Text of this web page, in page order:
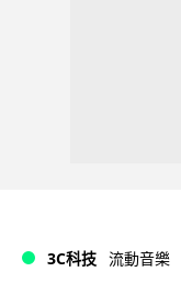
3C科技 流動音樂